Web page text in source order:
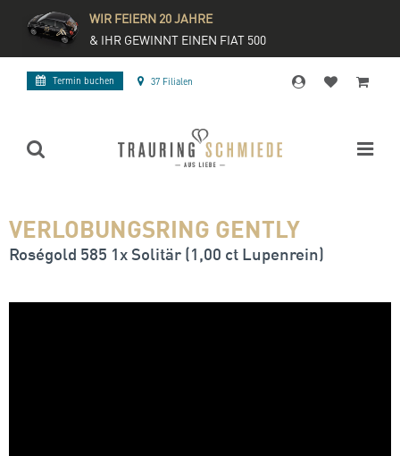
WIR FEIERN 20 JAHRE
& IHR GEWINNT EINEN FIAT 500
Termin buchen 37 Filialen
VERLOBUNGSRING GENTLY
Roségold 585 1x Solitär (1,00 ct Lupenrein)